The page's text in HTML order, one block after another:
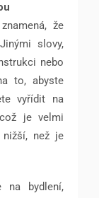
že
slovy,
nebo
to, abyste
vyřídit na
je velmi
nižší, než je
na bydlení,